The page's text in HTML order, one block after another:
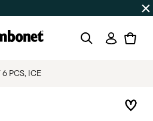
de réduction sur une
6 PCS, ICE